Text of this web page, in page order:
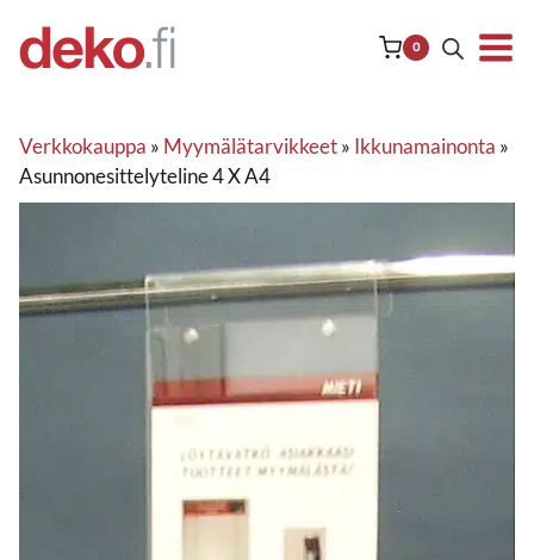
sisältöön
0
Verkkokauppa » Myymälätarvikkeet» Ikkunamainonta »
Asunnonesittelyteline 4 X A4